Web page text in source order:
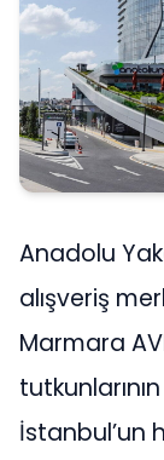
Anadolu
alışveriş
Marmara
İstanbul’un